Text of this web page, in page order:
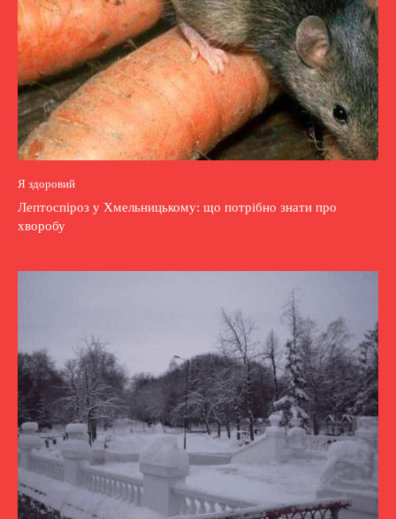
Я здоровий
Лептоспіроз у Хмельницькому: що потрібно знати про
хворобу